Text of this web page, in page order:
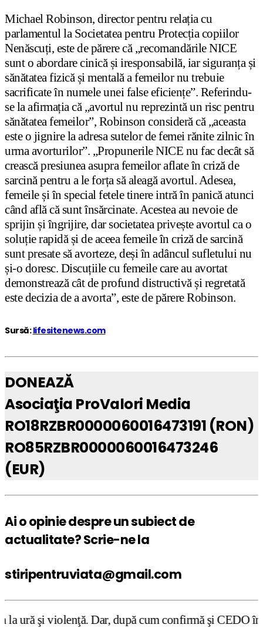
Michael Robinson, director pentru relația cu
parlamentul la Societatea pentru Protecția copiilor
Nenăscuți, este de părere că „recomandările NICE
sunt o abordare cinică și iresponsabilă, iar siguranța și
sănătatea fizică și mentală a femeilor nu trebuie
sacrificate în numele unei false eficiențe”. Referindu-
se la afirmația că „avortul nu reprezintă un risc pentru
sănătatea femeilor”, Robinson consideră că „aceasta
este o jignire la adresa sutelor de femei rănite zilnic în
urma avorturilor”. „Propunerile NICE nu fac decât să
crească presiunea asupra femeilor aflate în criză de
sarcină pentru a le forța să aleagă avortul. Adesea,
femeile și în special fetele tinere intră în panică atunci
când află că sunt însărcinate. Acestea au nevoie de
sprijin și îngrijire, dar societatea privește avortul ca o
soluție rapidă și de aceea femeile în criză de sarcină
sunt presate să avorteze, deși în adâncul sufletului nu
și-o doresc. Discuțiile cu femeile care au avortat
demonstrează cât de profund distructivă și regretată
este decizia de a avorta”, este de părere Robinson.
Sursă:lifesitenews.com
DONEAZĂ
Asociaţia ProValori Media
RO18RZBR0000060016473191 (RON)
RO85RZBR0000060016473246
(EUR)
Ai o opinie despre un subiect de
actualitate? Scrie-ne la
stiripentruviata@gmail.com
Dar, după cum confirmă şi CEDO în cazul